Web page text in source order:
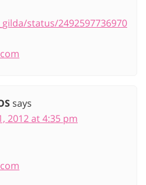
status/2492597736970
says
2012 at 4:35 pm